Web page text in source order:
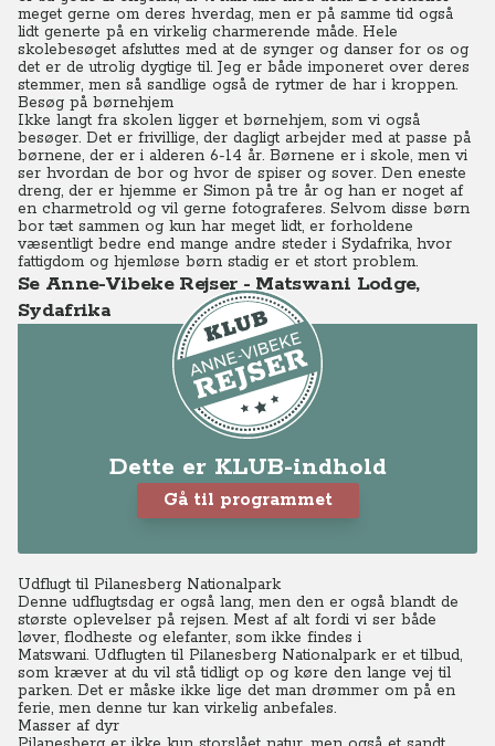
meget gerne om deres hverdag, men er på samme tid også
lidt generte på en virkelig charmerende måde. Hele
skolebesøget afsluttes med at de synger og danser for os og
det er de utrolig dygtige til. Jeg er både imponeret over deres
stemmer, men så sandlige også de rytmer de har i kroppen.
Besøg på børnehjem
Ikke langt fra skolen ligger et børnehjem, som vi også
besøger. Det er frivillige, der dagligt arbejder med at passe på
børnene, der er i alderen 6-14 år. Børnene er i skole, men vi
ser hvordan de bor og hvor de spiser og sover. Den eneste
dreng, der er hjemme er Simon på tre år og han er noget af
en charmetrold og vil gerne fotograferes. Selvom disse børn
bor tæt sammen og kun har meget lidt, er forholdene
væsentligt bedre end mange andre steder i Sydafrika, hvor
fattigdom og hjemløse børn stadig er et stort problem.
Se Anne-Vibeke Rejser - Matswani Lodge,
Sydafrika
Dette er KLUB-indhold
Gå til programmet
Udflugt til Pilanesberg Nationalpark
Denne udflugtsdag er også lang, men den er også blandt de
største oplevelser på rejsen. Mest af alt fordi vi ser både
løver, flodheste og elefanter, som ikke findes i
Matswani. Udflugten til Pilanesberg Nationalpark er et tilbud,
som kræver at du vil stå tidligt op og køre den lange vej til
parken. Det er måske ikke lige det man drømmer om på en
ferie, men denne tur kan virkelig anbefales.
Masser af dyr